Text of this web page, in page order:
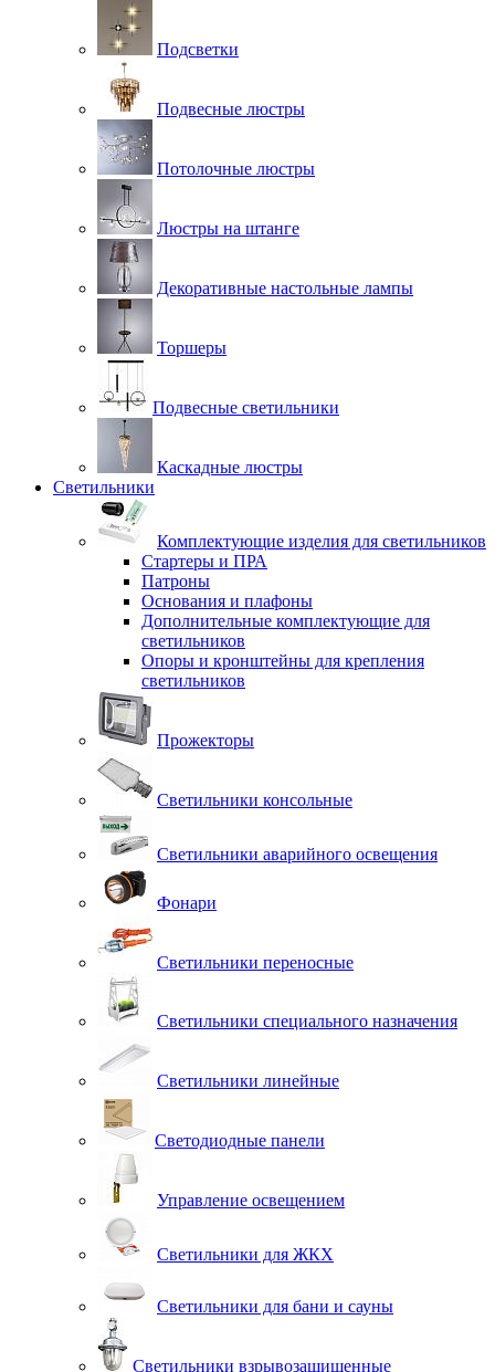
Подсветки
Подвесные люстры
Потолочные люстры
Люстры на штанге
Декоративные настольные лампы
Торшеры
Подвесные светильники
Каскадные люстры
Светильники
Комплектующие изделия для светильников
Стартеры и ПРА
Патроны
Основания и плафоны
Дополнительные комплектующие для
светильников
Опоры и кронштейны для крепления
светильников
Прожекторы
Светильники консольные
Светильники аварийного освещения
Фонари
Светильники переносные
Светильники специального назначения
Светильники линейные
Светодиодные панели
Управление освещением
Светильники для ЖКХ
Светильники для бани и сауны
Светильники взрывозащищенные